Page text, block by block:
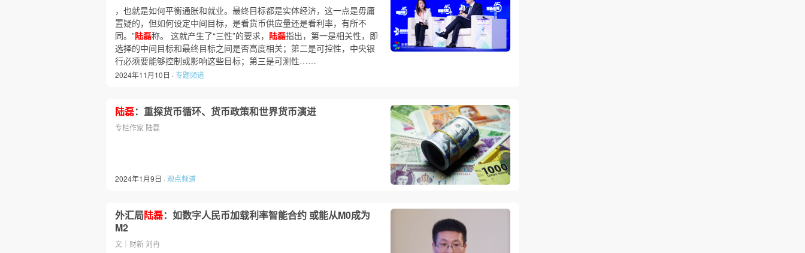
，也就是如何平衡通胀和就业。最终目标都是实体经济，这一点是毋庸
置疑的，但如何设定中间目标，是看货币供应量还是看利率，有所不
同。”陆磊称。 这就产生了“三性”的要求， 陆磊指出，第一是相关性，即
选择的中间目标和最终目标之间是否高度相关；第二是可控性，中央银
行必须要能够控制或影响这些目标；第三是可测性……
2024年11月10日 ·专题频道
陆磊：重探货币循环、货币政策和世界货币演进
专栏作家 陆磊
2024年1月9日 ·观点频道
外汇局陆磊：如数字人民币加载利率智能合约 或能从M0成为
M2
文｜财新 刘冉